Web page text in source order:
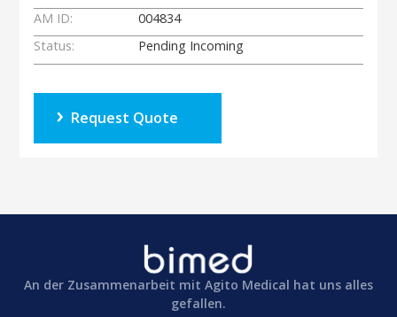
AM ID:
004834
Status:
Pending Incoming
Request Quote
An der Zusammenarbeit mit Agito Medical hat uns alles
gefallen.